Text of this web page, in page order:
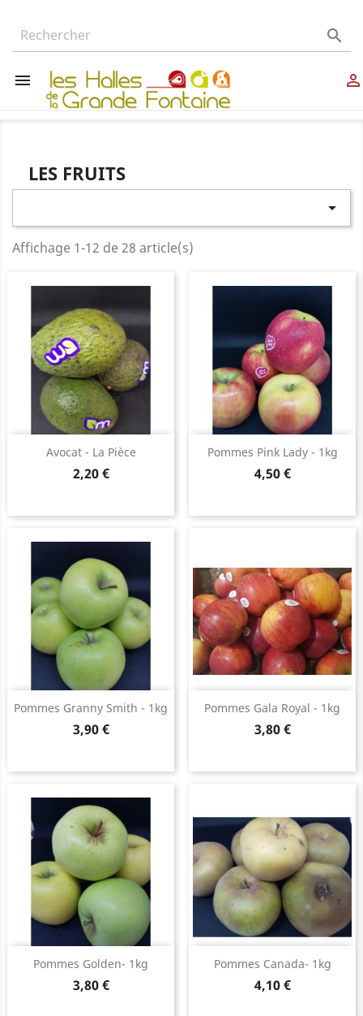

 
LES FRUITS

Affichage 1-12 de 28 article(s)
Avocat - La Pièce
Prix
2,20 €
Pommes Pink Lady - 1kg
Prix
4,50 €
Pommes Granny Smith - 1kg
Prix
3,90 €
Pommes Gala Royal - 1kg
Prix
3,80 €
Pommes Golden- 1kg
Prix
3,80 €
Pommes Canada- 1kg
Prix
4,10 €